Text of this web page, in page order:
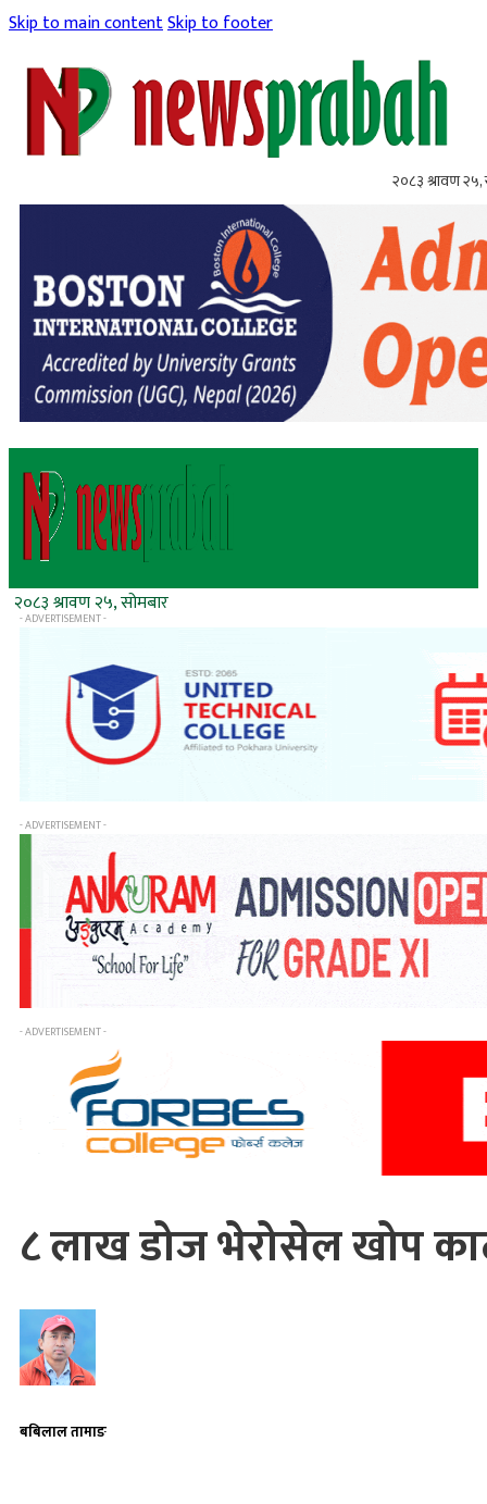
Skip to main contentSkip to footer
२०८३ श्रावण २५,
२०८३ श्रावण २५, सोमबार
- ADVERTISEMENT -
- ADVERTISEMENT -
- ADVERTISEMENT -
८ लाख डोज भेरोसेल खोप
बबिलाल तामाङ